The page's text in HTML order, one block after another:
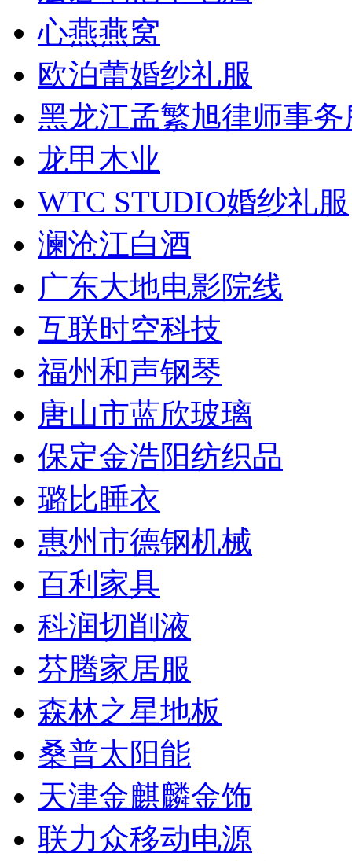
心燕燕窝
欧泊蕾婚纱礼服
黑龙江孟繁旭律师事务
龙甲木业
WTC STUDIO婚纱礼服
澜沧江白酒
广东大地电影院线
互联时空科技
福州和声钢琴
唐山市蓝欣玻璃
保定金浩阳纺织品
璐比睡衣
惠州市德钢机械
百利家具
科润切削液
芬腾家居服
森林之星地板
桑普太阳能
天津金麒麟金饰
联力众移动电源